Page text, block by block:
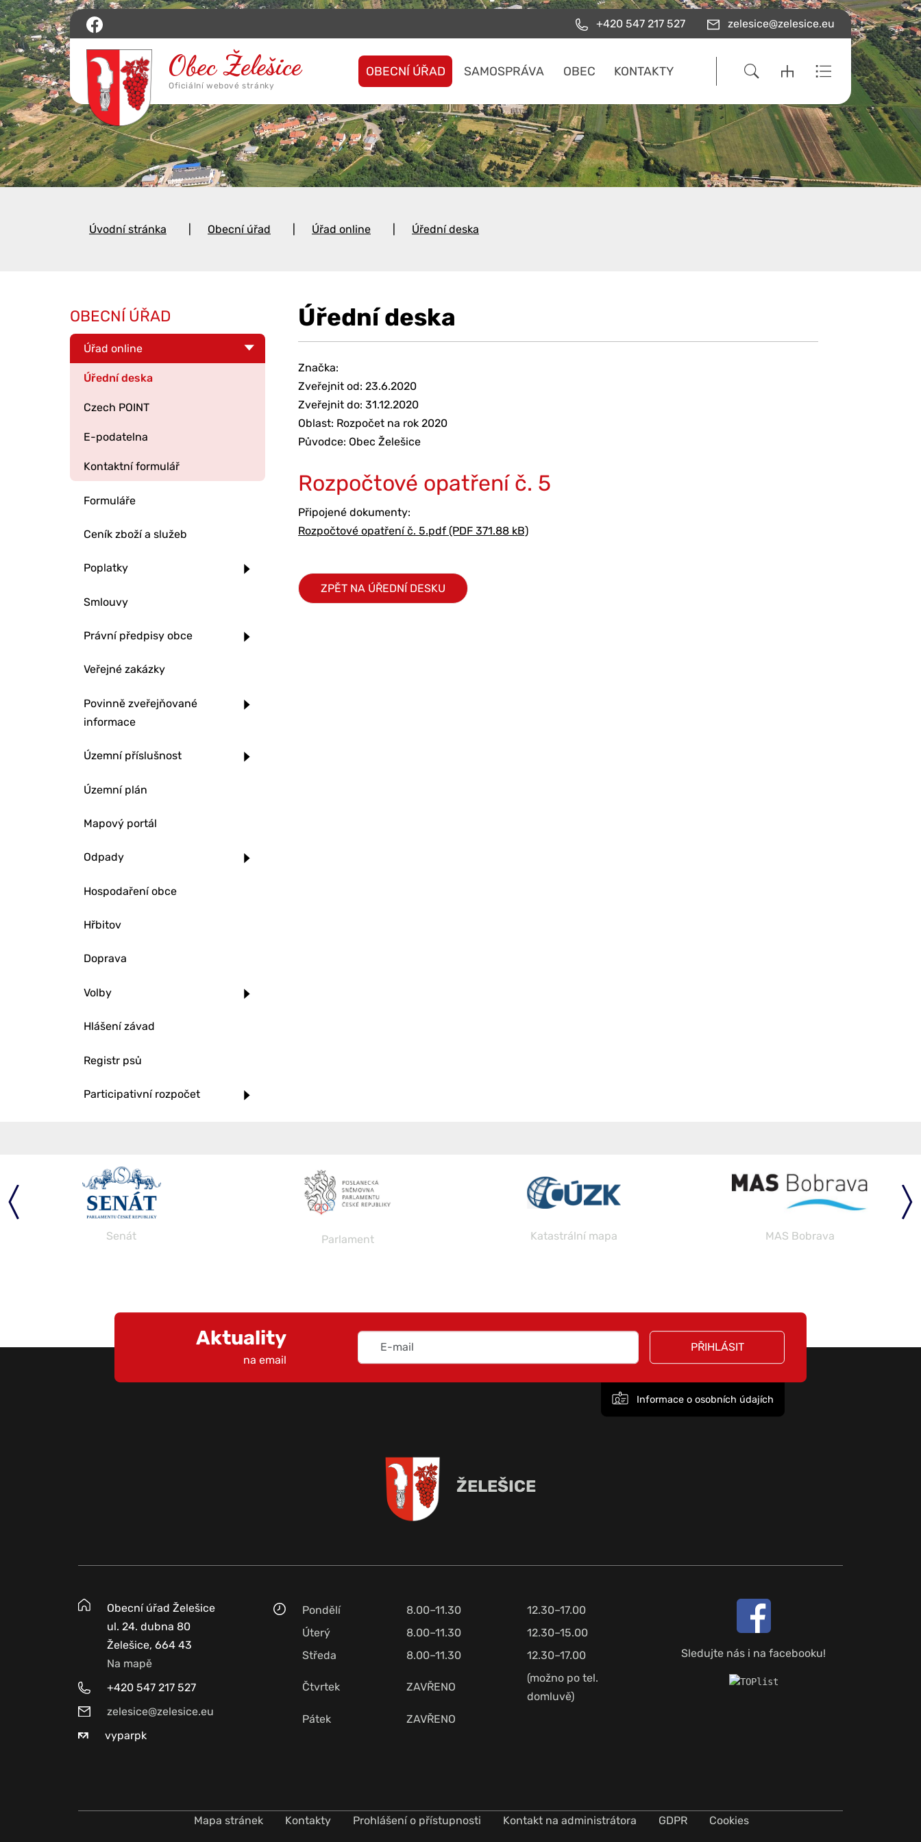
+420 547 217 527 zelesice@zelesice.eu
OBECNÍ ÚŘAD SAMOSPRÁVA OBEC KONTAKTY
Úvodní stránka Obecní úřad Úřad online Úřední deska
Úřední deska
Značka:
Zveřejnit od: 23.6.2020
Zveřejnit do: 31.12.2020
Oblast: Rozpočet na rok 2020
Původce: Obec Želešice
Rozpočtové opatření č. 5
Připojené dokumenty:
Rozpočtové opatření č. 5.pdf (PDF 371.88 kB)
ZPĚT NA ÚŘEDNÍ DESKU
OBECNÍ ÚŘAD
Úřad online
Úřední deska
Czech POINT
E-podatelna
Kontaktní formulář
Formuláře
Ceník zboží a služeb
Poplatky
Smlouvy
Právní předpisy obce
Veřejné zakázky
Povinně zveřejňované
informace
Územní příslušnost
Územní plán
Mapový portál
Odpady
Hospodaření obce
Hřbitov
Doprava
Volby
Hlášení závad
Registr psů
Participativní rozpočet
Senát Parlament Katastrální mapa MAS Bobrava
Aktuality
na email
PŘIHLÁSIT
Informace o osobních údajích
ŽELEŠICE
Obecní úřad Želešice
ul. 24. dubna 80
Želešice, 664 43
Na mapě
+420 547 217 527
zelesice@zelesice.eu
vyparpk
Pondělí 8.00–11.30
12.30–17.00
Úterý
8.00–11.30
12.30–15.00
Středa
8.00–11.30 12.30–17.00
Čtvrtek ZAVŘENO
(možno po tel.
domluvě)
Pátek
ZAVŘENO
Sledujte nás i na facebooku!
Mapa stránek Kontakty Prohlášení o přístupnosti Kontakt na administrátora GDPR Cookies